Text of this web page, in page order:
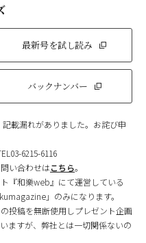
最新号を試し読み
バックナンバー
載漏れがありました。お詫び申
6215-6116
い合わせはこちら。
『和樂web』にて運営している
」のみになります。
投稿を無断使用しプレゼント企画
ますが、弊社とは一切関係ないの